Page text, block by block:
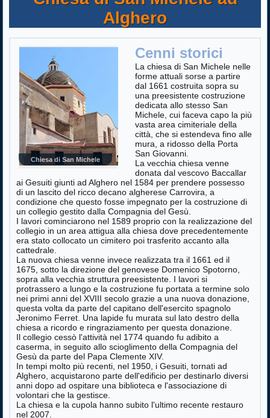
Alghero
Chiesa di San Michele
Cenni storici
La chiesa di San Michele nelle
forme attuali sorse a partire
dal 1661 costruita sopra su
una preesistente costruzione
dedicata allo stesso San
Michele, cui faceva capo la più
vasta area cimiteriale della
città, che si estendeva fino alle
mura, a ridosso della Porta
San Giovanni.
La vecchia chiesa venne
donata dal vescovo Baccallar
ai Gesuiti giunti ad Alghero nel 1584 per prendere possesso
di un lascito del ricco decano algherese Carrovira, a
condizione che questo fosse impegnato per la costruzione di
un collegio gestito dalla Compagnia del Gesù.
I lavori cominciarono nel 1589 proprio con la realizzazione del
collegio in un area attigua alla chiesa dove precedentemente
era stato collocato un cimitero poi trasferito accanto alla
cattedrale.
La nuova chiesa venne invece realizzata tra il 1661 ed il
1675, sotto la direzione del genovese Domenico Spotorno,
sopra alla vecchia struttura preesistente. I lavori si
protrassero a lungo e la costruzione fu portata a termine solo
nei primi anni del XVIII secolo grazie a una nuova donazione,
questa volta da parte del capitano dell'esercito spagnolo
Jeronimo Ferret. Una lapide fu murata sul lato destro della
chiesa a ricordo e ringraziamento per questa donazione.
Il collegio cessò l'attività nel 1774 quando fu adibito a
caserma, in seguito allo scioglimento della Compagnia del
Gesù da parte del Papa Clemente XIV.
In tempi molto più recenti, nel 1950, i Gesuiti, tornati ad
Alghero, acquistarono parte dell'edificio per destinarlo diversi
anni dopo ad ospitare una biblioteca e l'associazione di
volontari che la gestisce.
La chiesa e la cupola hanno subito l'ultimo recente restauro
nel 2007.